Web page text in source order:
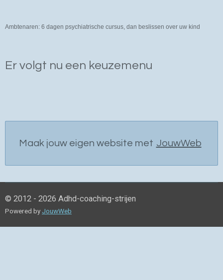
Ambtenaren: 6 dagen psychiatrische cursus, dan beslissen over uw kind
Er volgt nu een keuzemenu
Maak jouw eigen website met JouwWeb
© 2012 - 2026 Adhd-coaching-strijen
Powered by JouwWeb